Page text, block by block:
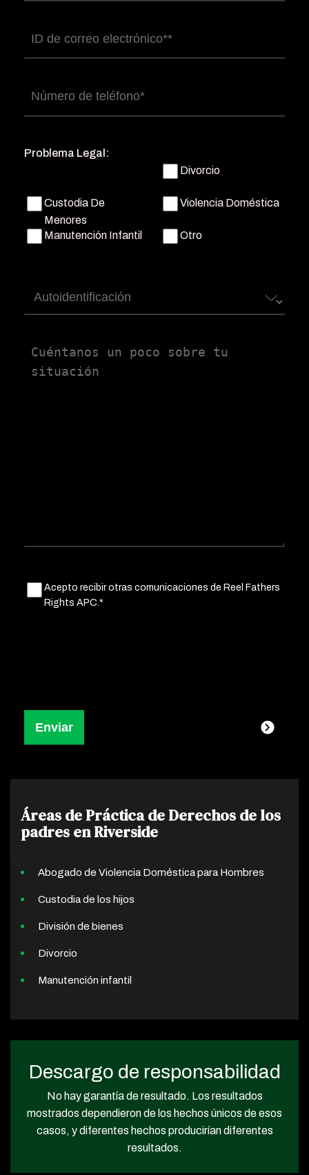
Correo
electrónico(Obligatorio)
Número
de
Problema Legal:
Divorcio
Custodia De
Menores
Violencia Doméstica
Manutención Infantil Otro
Autoidentificación
Untitled
Untitled(Obligatorio)
Acepto recibir otras comunicaciones de Reel Fathers
Rights APC.*
Áreas de Práctica de Derechos de los
padres en Riverside
Abogado de Violencia Doméstica para Hombres
Custodia de los hijos
División de bienes
Divorcio
Manutención infantil
Descargo de responsabilidad
No hay garantía de resultado. Los resultados
mostrados dependieron de los hechos únicos de esos
casos, y diferentes hechos producirían diferentes
resultados.